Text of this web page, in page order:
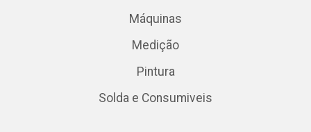
Máquinas
Medição
Pintura
Solda e Consumiveis